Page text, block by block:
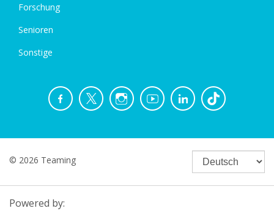
Forschung
Senioren
Sonstige
© 2026 Teaming
Powered by: